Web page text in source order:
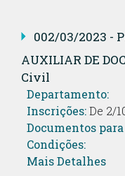
002/03/2023 -
AUXILIAR DE
Civil
Departamento:
Inscrições:De 2/
Documentos
Condições:
Mais Detalhes